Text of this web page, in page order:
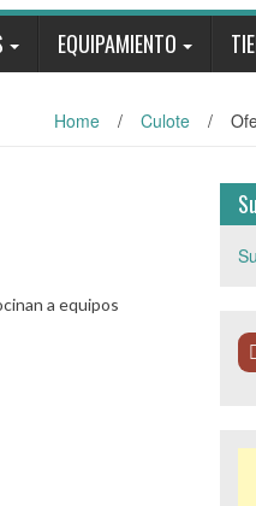
EQUIPAMIENTO
Home / Culote /
a equipos